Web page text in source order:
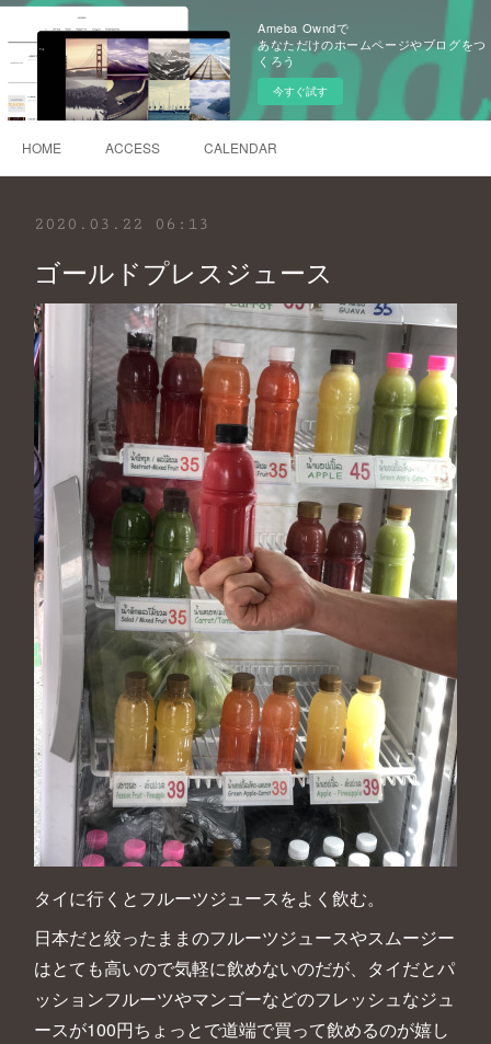
Ameba Owndで
あなただけのホームページやブログをつ
くろう
今すぐ試す
HOME ACCESS CALENDAR
2020.03.22 06:13
ゴールドプレスジュース
タイに行くとフルーツジュースをよく飲む。
日本だと絞ったままのフルーツジュースやスムージー
はとても高いので気軽に飲めないのだが、タイだとパ
ッションフルーツやマンゴーなどのフレッシュなジュ
ースが100円ちょっとで道端で買って飲めるのが嬉し